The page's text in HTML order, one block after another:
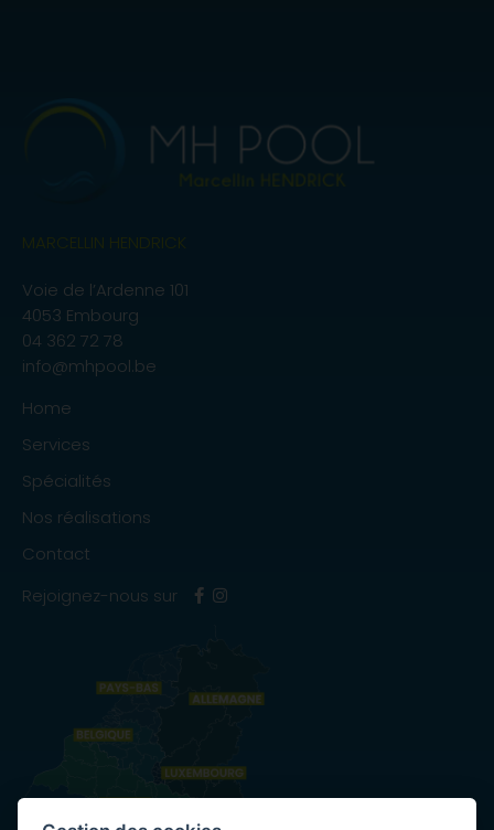
MARCELLIN HENDRICK
Voie de l’Ardenne 101
4053 Embourg
04 362 72 78
info@mhpool.be
Home
Services
Spécialités
Nos réalisations
Contact
Rejoignez-nous sur